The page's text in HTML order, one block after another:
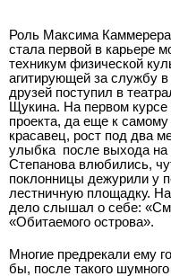
Роль Максима
стала первой в карьере
техникум физической
агитирующей за службу в
друзей поступил в
Щукина. На первом курсе
проекта, да еще к
красавец, рост под два
улыбка ­ после выхода на
Степанова влюбились,
поклонницы дежурили у
лестничную площадку.
дело слышал о себе:
«Обитаемого острова».
Многие предрекали ему
бы, после такого